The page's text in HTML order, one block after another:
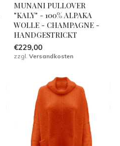
MUNANI PULLOVER
"KALY" - 100% ALPAKA
WOLLE - CHAMPAGNE -
HANDGESTRICKT
€229,00
zzgl. Versandkosten